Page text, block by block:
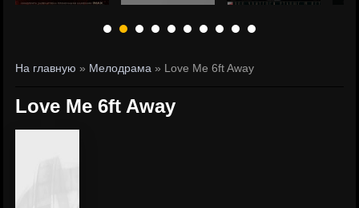
На главную » Мелодрама » Love Me 6ft Away
Love Me 6ft Away